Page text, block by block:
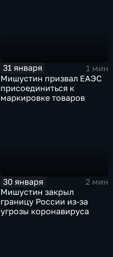
31 января
1 мин
Мишустин призвал ЕАЭС
присоединиться к
маркировке товаров
30 января
2 мин
Мишустин закрыл
границу России из-за
угрозы коронавируса